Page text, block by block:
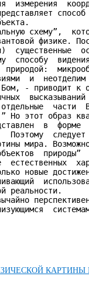
измерения
схему”,
физике.
существенные
способу
природой:
и
- приводит к
части
Но этот образ
в  форме
Поэтому
мира.
естественных
новые
реальности.
КАРТИНЫ